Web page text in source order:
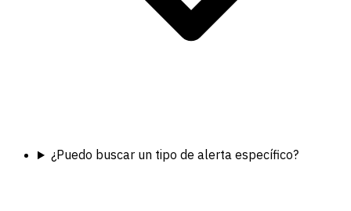
¿Puedo buscar un tipo de alerta específico?